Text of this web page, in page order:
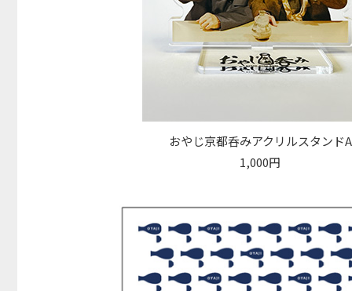
おやじ京都呑みアクリルスタンドA
1,000円